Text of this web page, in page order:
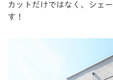
カットだけではなく、シェ
す！